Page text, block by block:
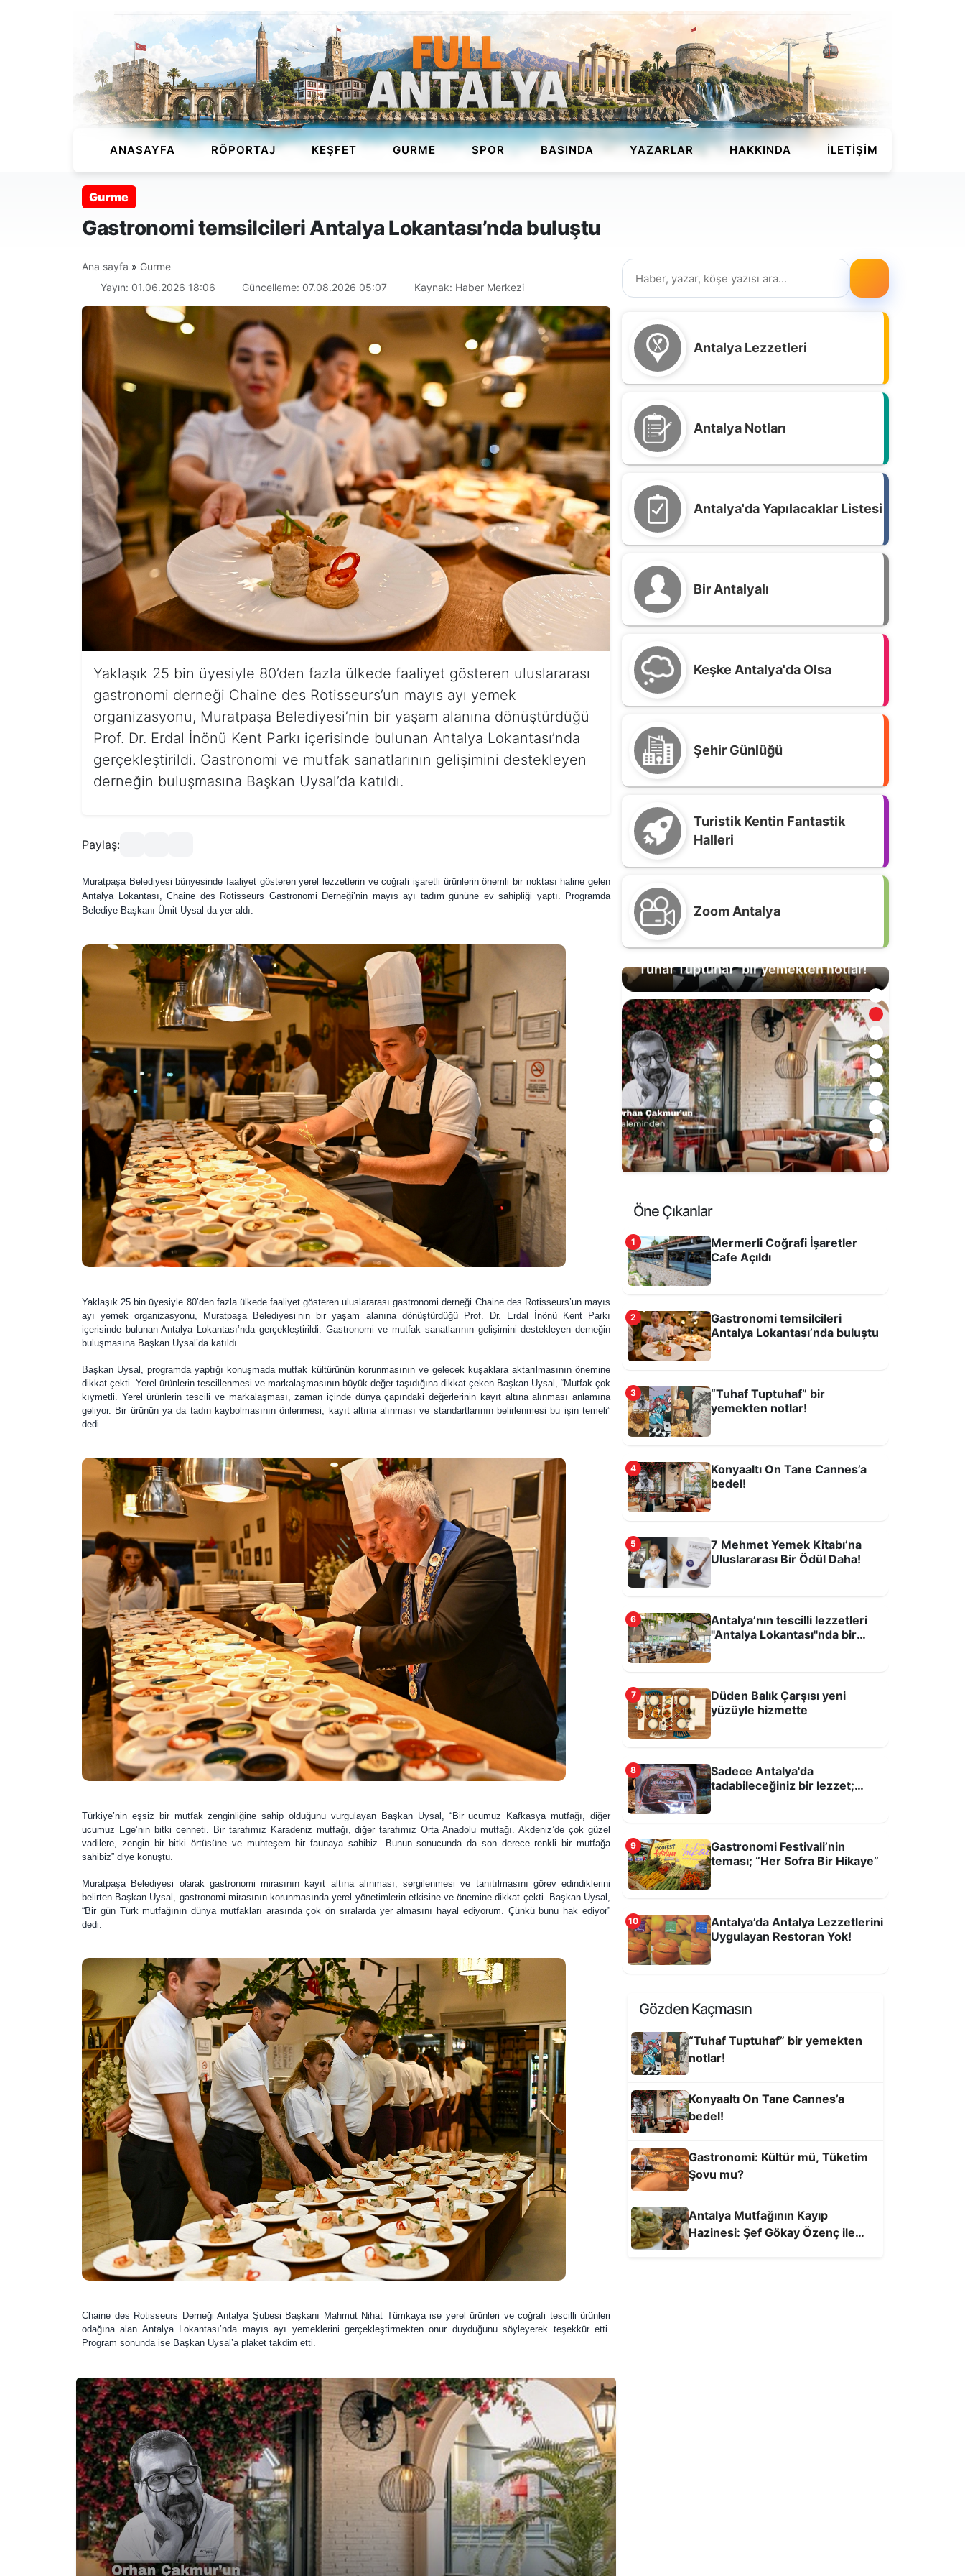
ANASAYFA RÖPORTAJ KEŞFET GURME SPOR BASINDA YAZARLAR HAKKINDA İLETIŞIM
Gurme
Gastronomi temsilcileri Antalya Lokantası’nda buluştu
Ana sayfa » Gurme
Yayın: 01.06.2026 18:06
Güncelleme: 07.08.2026 05:07 Kaynak: Haber Merkezi
Yaklaşık 25 bin üyesiyle 80’den fazla ülkede faaliyet gösteren uluslararası
gastronomi derneği Chaine des Rotisseurs’un mayıs ayı yemek
organizasyonu, Muratpaşa Belediyesi’nin bir yaşam alanına dönüştürdüğü
Prof. Dr. Erdal İnönü Kent Parkı içerisinde bulunan Antalya Lokantası’nda
gerçekleştirildi. Gastronomi ve mutfak sanatlarının gelişimini destekleyen
derneğin buluşmasına Başkan Uysal’da katıldı.
Paylaş:
Muratpaşa Belediyesi bünyesinde faaliyet gösteren yerel lezzetlerin ve coğrafi işaretli ürünlerin önemli bir noktası haline gelen
Antalya Lokantası, Chaine des Rotisseurs Gastronomi Derneği’nin mayıs ayı tadım gününe ev sahipliği yaptı. Programda
Belediye Başkanı Ümit Uysal da yer aldı.
Yaklaşık 25 bin üyesiyle 80’den fazla ülkede faaliyet gösteren uluslararası gastronomi derneği Chaine des Rotisseurs’un mayıs
ayı yemek organizasyonu, Muratpaşa Belediyesi’nin bir yaşam alanına dönüştürdüğü Prof. Dr. Erdal İnönü Kent Parkı
içerisinde bulunan Antalya Lokantası’nda gerçekleştirildi. Gastronomi ve mutfak sanatlarının gelişimini destekleyen derneğin
buluşmasına Başkan Uysal’da katıldı.
Başkan Uysal, programda yaptığı konuşmada mutfak kültürünün korunmasının ve gelecek kuşaklara aktarılmasının önemine
dikkat çekti. Yerel ürünlerin tescillenmesi ve markalaşmasının büyük değer taşıdığına dikkat çeken Başkan Uysal, “Mutfak çok
kıymetli. Yerel ürünlerin tescili ve markalaşması, zaman içinde dünya çapındaki değerlerinin kayıt altına alınması anlamına
geliyor. Bir ürünün ya da tadın kaybolmasının önlenmesi, kayıt altına alınması ve standartlarının belirlenmesi bu işin temeli”
dedi.
Türkiye’nin eşsiz bir mutfak zenginliğine sahip olduğunu vurgulayan Başkan Uysal, “Bir ucumuz Kafkasya mutfağı, diğer
ucumuz Ege’nin bitki cenneti. Bir tarafımız Karadeniz mutfağı, diğer tarafımız Orta Anadolu mutfağı. Akdeniz’de çok güzel
vadilere, zengin bir bitki örtüsüne ve muhteşem bir faunaya sahibiz. Bunun sonucunda da son derece renkli bir mutfağa
sahibiz” diye konuştu.
Muratpaşa Belediyesi olarak gastronomi mirasının kayıt altına alınması, sergilenmesi ve tanıtılmasını görev edindiklerini
belirten Başkan Uysal, gastronomi mirasının korunmasında yerel yönetimlerin etkisine ve önemine dikkat çekti. Başkan Uysal,
“Bir gün Türk mutfağının dünya mutfakları arasında çok ön sıralarda yer almasını hayal ediyorum. Çünkü bunu hak ediyor”
dedi.
Chaine des Rotisseurs Derneği Antalya Şubesi Başkanı Mahmut Nihat Tümkaya ise yerel ürünleri ve coğrafi tescilli ürünleri
odağına alan Antalya Lokantası’nda mayıs ayı yemeklerini gerçekleştirmekten onur duyduğunu söyleyerek teşekkür etti.
Program sonunda ise Başkan Uysal’a plaket takdim etti.
Antalya Lezzetleri
Antalya Notları
Antalya'da Yapılacaklar Listesi
Bir Antalyalı
Keşke Antalya'da Olsa
Şehir Günlüğü
Turistik Kentin Fantastik
Halleri
Zoom Antalya
“Tuhaf Tuptuhaf” bir yemekten notlar!
Konyaaltı On Tane Cannes’a bedel!
Gastronomi: Kültür mü, Tüketim Şovu
mu?
Antalya Mutfağının Kayıp Hazinesi: Şef
Gökay Özenç ile Geçmişten Geleceğe
Lezzet Köprüsü
Gastronomi temsilcileri Antalya
Lokantası’nda buluştu
Gastronomi Festivali’nin teması; “Her
Sofra Bir Hikaye”
Öne Çıkanlar
1
Mermerli Coğrafi İşaretler
Cafe Açıldı
2
Gastronomi temsilcileri
Antalya Lokantası’nda buluştu
3
“Tuhaf Tuptuhaf” bir
yemekten notlar!
4
Konyaaltı On Tane Cannes’a
bedel!
5
7 Mehmet Yemek Kitabı’na
Uluslararası Bir Ödül Daha!
6
Antalya’nın tescilli lezzetleri
"Antalya Lokantası"nda bir
7
Düden Balık Çarşısı yeni
yüzüyle hizmette
8
Sadece Antalya'da
tadabileceğiniz bir lezzet;
9
Gastronomi Festivali’nin
teması; “Her Sofra Bir Hikaye”
10
Antalya’da Antalya Lezzetlerini
Uygulayan Restoran Yok!
Gözden Kaçmasın
“Tuhaf Tuptuhaf” bir yemekten
notlar!
Konyaaltı On Tane Cannes’a
bedel!
Gastronomi: Kültür mü, Tüketim
Şovu mu?
Antalya Mutfağının Kayıp
Hazinesi: Şef Gökay Özenç ile